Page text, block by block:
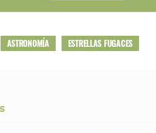
ASTRONOMÍA ESTRELLAS FUGACES